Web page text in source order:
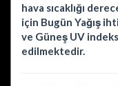
hava sıcaklığı
için Bugün Yağış
ve Güneş UV
edilmektedir.